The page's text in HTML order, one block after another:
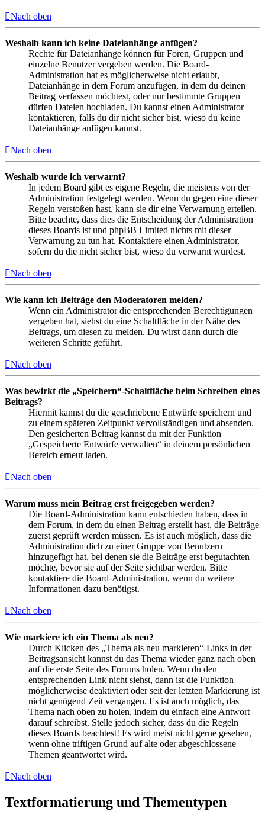
Nach oben
Weshalb kann ich keine Dateianhänge anfügen?
Rechte für Dateianhänge können für Foren, Gruppen und
einzelne Benutzer vergeben werden. Die Board-
Administration hat es möglicherweise nicht erlaubt,
Dateianhänge in dem Forum anzufügen, in dem du deinen
Beitrag verfassen möchtest, oder nur bestimmte Gruppen
dürfen Dateien hochladen. Du kannst einen Administrator
kontaktieren, falls du dir nicht sicher bist, wieso du keine
Dateianhänge anfügen kannst.
Nach oben
Weshalb wurde ich verwarnt?
In jedem Board gibt es eigene Regeln, die meistens von der
Administration festgelegt werden. Wenn du gegen eine dieser
Regeln verstoßen hast, kann sie dir eine Verwarnung erteilen.
Bitte beachte, dass dies die Entscheidung der Administration
dieses Boards ist und phpBB Limited nichts mit dieser
Verwarnung zu tun hat. Kontaktiere einen Administrator,
sofern du die nicht sicher bist, wieso du verwarnt wurdest.
Nach oben
Wie kann ich Beiträge den Moderatoren melden?
Wenn ein Administrator die entsprechenden Berechtigungen
vergeben hat, siehst du eine Schaltfläche in der Nähe des
Beitrags, um diesen zu melden. Du wirst dann durch die
weiteren Schritte geführt.
Nach oben
Was bewirkt die „Speichern“-Schaltfläche beim Schreiben eines
Beitrags?
Hiermit kannst du die geschriebene Entwürfe speichern und
zu einem späteren Zeitpunkt vervollständigen und absenden.
Den gesicherten Beitrag kannst du mit der Funktion
„Gespeicherte Entwürfe verwalten“ in deinem persönlichen
Bereich erneut laden.
Nach oben
Warum muss mein Beitrag erst freigegeben werden?
Die Board-Administration kann entschieden haben, dass in
dem Forum, in dem du einen Beitrag erstellt hast, die Beiträge
zuerst geprüft werden müssen. Es ist auch möglich, dass die
Administration dich zu einer Gruppe von Benutzern
hinzugefügt hat, bei denen sie die Beiträge erst begutachten
möchte, bevor sie auf der Seite sichtbar werden. Bitte
kontaktiere die Board-Administration, wenn du weitere
Informationen dazu benötigst.
Nach oben
Wie markiere ich ein Thema als neu?
Durch Klicken des „Thema als neu markieren“-Links in der
Beitragsansicht kannst du das Thema wieder ganz nach oben
auf die erste Seite des Forums holen. Wenn du den
entsprechenden Link nicht siehst, dann ist die Funktion
möglicherweise deaktiviert oder seit der letzten Markierung ist
nicht genügend Zeit vergangen. Es ist auch möglich, das
Thema nach oben zu holen, indem du einfach eine Antwort
darauf schreibst. Stelle jedoch sicher, dass du die Regeln
dieses Boards beachtest! Es wird meist nicht gerne gesehen,
wenn ohne triftigen Grund auf alte oder abgeschlossene
Themen geantwortet wird.
Nach oben
Textformatierung und Thementypen